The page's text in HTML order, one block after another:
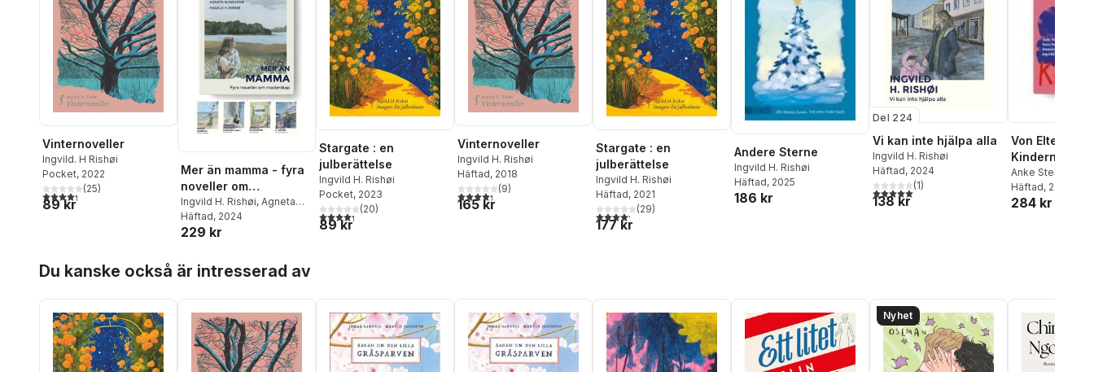
Vinternoveller
Ingvild. H Rishøi
Pocket, 2022
4,3utav 5 stjärnor. Totalt antal röster:
(25)
89 kr
Mer än mamma - fyra
noveller om
moderskap
Ingvild H. Rishøi, Agneta
Klingspor,Agnes Lidbeck
Caroline Ringskog Ferrada-
Häftad, 2024
229 kr
Stargate : en
julberättelse
Ingvild H. Rishøi
Pocket, 2023
4,3utav 5 stjärnor. Totalt antal röster:
(20)
89 kr
Vinternoveller
Ingvild H. Rishøi
Häftad, 2018
4,3utav 5 stjärnor. Totalt antal röster:
(9)
165 kr
Stargate : en
julberättelse
Ingvild H. Rishøi
Häftad, 2021
4,2utav 5 stjärnor. Totalt antal röster:
(29)
177 kr
Andere Sterne
Ingvild H. Rishøi
Häftad, 2025
186 kr
Del 224
Vi kan inte hjälpa alla
Ingvild H. Rishøi
Häftad, 2024
5,0utav 5 stjärnor. Totalt antal röster:
(1)
138 kr
Von Eltern und
Kindern
Anke Stelling
Stridsberg
Dröscher
Häftad, 2024
284 kr
Du kanske också är intresserad av
Nyhet